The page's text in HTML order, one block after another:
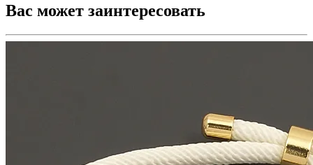
Вас может заинтересовать